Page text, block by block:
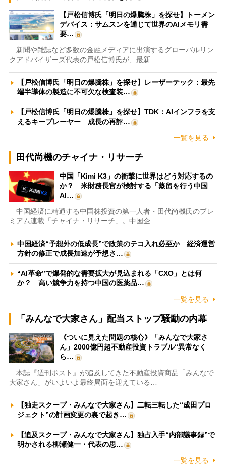
【戸松信博氏「明日の爆騰株」を探せ】トーメン
デバイス：サムスンを通じて世界のAIメモリ需
要…
新聞や雑誌など多数の金融メディアに出演するグローバルリン
クアドバイザーズ代表の戸松信博氏が、最新…
【戸松信博氏「明日の爆騰株」を探せ】レーザーテック：最先
端半導体の製造に不可欠な検査装…
【戸松信博氏「明日の爆騰株」を探せ】TDK：AIインフラを支
えるキープレーヤー 成長の再評…
一覧を見る
田代尚機のチャイナ・リサーチ
中国「Kimi K3」の衝撃に世界はどう対応するの
か？ 米財務長官が検討する「蒸留を行う中国
AI…
中国経済に精通する中国株投資の第一人者・田代尚機氏のプレ
ミアム連載「チャイナ・リサーチ」。中国企…
中国経済“予想外の低成長”で政策のテコ入れ必至か 経済運営
方針の修正で成長加速が予想さ…
“AI革命”で爆発的な需要拡大が見込まれる「CXO」とは何
か？ 高い競争力を持つ中国の医薬品…
一覧を見る
「みんなで大家さん」配当ストップ騒動の内幕
《ついに見えた問題の核心》「みんなで大家さ
ん」2000億円超不動産投資トラブル“異常なく
ら…
本誌『週刊ポスト』が追及してきた不動産投資商品「みんなで
大家さん」がいよいよ最終局面を迎えている…
【独走スクープ・みんなで大家さん】二転三転した“成田プロ
ジェクト”の計画変更の裏で起き…
【追及スクープ・みんなで大家さん】独占入手“内部議事録”で
明かされる柳瀬健一・代表の思…
一覧を見る